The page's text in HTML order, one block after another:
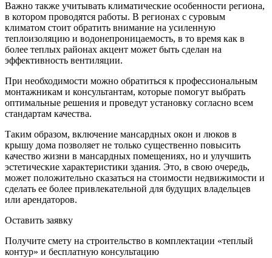
Важно также учитывать климатические особенности региона,
в котором проводятся работы. В регионах с суровым
климатом стоит обратить внимание на усиленную
теплоизоляцию и водонепроницаемость, в то время как в
более теплых районах акцент может быть сделан на
эффективность вентиляции.
При необходимости можно обратиться к профессиональным
монтажникам и консультантам, которые помогут выбрать
оптимальные решения и проведут установку согласно всем
стандартам качества.
Таким образом, включение мансардных окон и люков в
крышу дома позволяет не только существенно повысить
качество жизни в мансардных помещениях, но и улучшить
эстетические характеристики здания. Это, в свою очередь,
может положительно сказаться на стоимости недвижимости и
сделать ее более привлекательной для будущих владельцев
или арендаторов.
Оставить заявку
Получите смету на строительство в комплектации «теплый
контур» и бесплатную консультацию